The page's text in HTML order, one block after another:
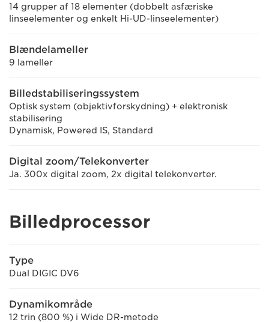
14 grupper af 18 elementer (dobbelt asfæriske
linseelementer og enkelt Hi-UD-linseelementer)
Blændelameller
9 lameller
Billedstabiliseringssystem
Optisk system (objektivforskydning) + elektronisk
stabilisering
Dynamisk, Powered IS, Standard
Digital zoom/Telekonverter
Ja. 300x digital zoom, 2x digital telekonverter.
Billedprocessor
Type
Dual DIGIC DV6
Dynamikområde
12 trin (800 %) i Wide DR-metode